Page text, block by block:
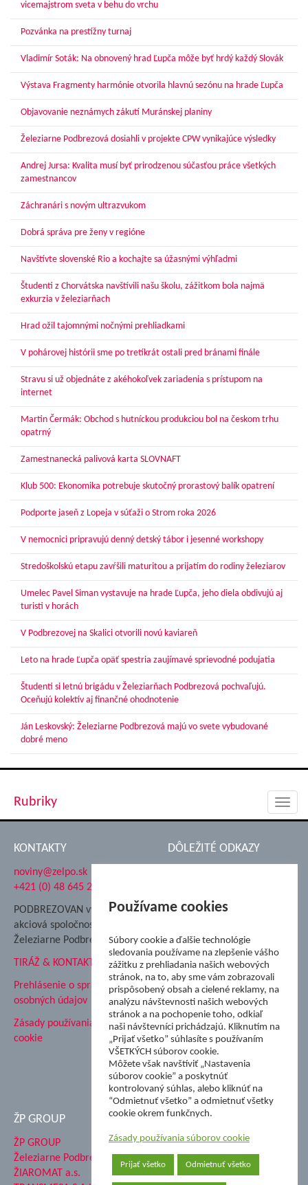
vicemajstrom sveta v behu do vrchu
Pozvánka na prestížny turnaj
Vladimír Soták: Na obnovený hrad Ľupča môže byť hrdý každý Slovák
Výstava Fragmenty harmónie otvorila hlavnú sezónu na hrade Ľupča
Objavovanie neznámych zákutí Muránskej planiny
Železiarne Podbrezová dosiahli v projekte CPW vynikajúce výsledky
Andrej Jursa: Kvalita musí byť prirodzenou súčasťou práce všetkých
zamestnancov
Záchranári s novým ultrazvukom
Dobrá správa pre ženy v regióne
Navštívte slovenské Rio a kochajte sa úžasnými výhľadmi
Študenti z Chorvátska navštívili našu školu, zážitkom bola najmä
exkurzia v železiarňach
Hrad ožil tajomnými nočnými prehliadkami
V pohárovej histórii sme po tretíkrát ostali pred bránami finále
Stravu si už objednáte z akéhokoľvek zariadenia s prístupom na
internet
Martin Čermák: Obchod s hutníckou produkciou bol na českom trhu
opatrný
Zamestnanecká palivová karta SLOVNAFT
Klub 500: Ekonomika potrebuje skutočný prorastový balík opatrení
Podporte jaseň z Lopeja v súťaži o Strom roka 2026
V nemocnici pripravujú denný detský tábor i jesenné workshopy
Stredoškolskú etapu zavŕšili maturitou a prijatím do rodiny železiarov
Umelec Pavel Siman vystavuje na hrade Ľupča, jeho diela obdivujú aj
turisti v horách
V Podbrezovej na Skalici otvorili novú kaviareň
Leto na hrade Ľupča opäť spestria zaujímavé sprievodné podujatia
Študenti si letnú brigádu v Železiarňach Podbrezová pochvaľujú.
Oceňujú kolektív aj finančné ohodnotenie
Ján Leskovský: Železiarne Podbrezová majú vo svete vybudované
dobré meno
Rubriky
KONTAKTY
noviny@zelpo.sk
+421 (0) 48 645 2711
PODBREZOVAN vydáva
akciová spoločnosť
Železiarne Podbrezová
TIRÁŽ & KONTAKT
Prehlásenie o spracovaní
osobných údajov
Zásady používania súborov
cookie
DÔLEŽITÉ ODKAZY
Nadácia Železiarne
ŽP Informatika s.r.o.
ŠK Železiarne Podbrezová
Tále a.s.
ŽP GROUP
ŽP GROUP
Železiarne Podbrezová a.s.
ŽIAROMAT a.s.
Používame cookies
Súbory cookie a ďalšie technológie
sledovania používame na zlepšenie vášho
zážitku z prehliadania našich webových
stránok, na to, aby sme vám zobrazovali
prispôsobený obsah a cielené reklamy, na
analýzu návštevnosti našich webových
stránok a na pochopenie toho, odkiaľ
naši návštevníci prichádzajú. Kliknutím na
„Prijať všetko” súhlasíte s používaním
VŠETKÝCH súborov cookie.
Môžete však navštíviť „Nastavenia
súborov cookie” a poskytnúť
kontrolovaný súhlas, alebo kliknúť na
“Odmietnuť všetko” a odmietnuť všetky
cookie okrem funkčnych.
Zásady používania súborov cookie
Prijať všetko Odmietnuť všetko